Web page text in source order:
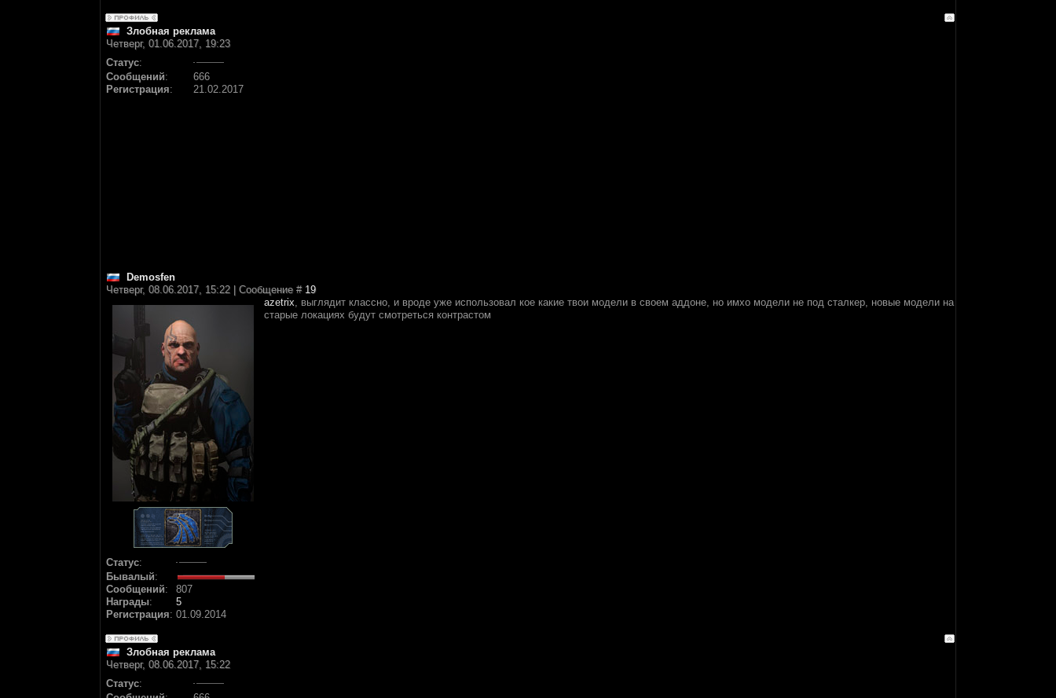
Злобная реклама
Четверг, 01.06.2017, 19:23
Статус:
Сообщений:
666
Регистрация: 21.02.2017
Demosfen
Четверг, 08.06.2017, 15:22 | Сообщение # 19
Статус:
Бывалый:
Сообщений:
807
Награды:
5
Регистрация: 01.09.2014
azetrix, выглядит классно, и вроде уже использовал кое какие твои модели в своем аддоне, но имхо модели не под сталкер, новые модели на
старые локациях будут смотреться контрастом
Злобная реклама
Четверг, 08.06.2017, 15:22
Статус: